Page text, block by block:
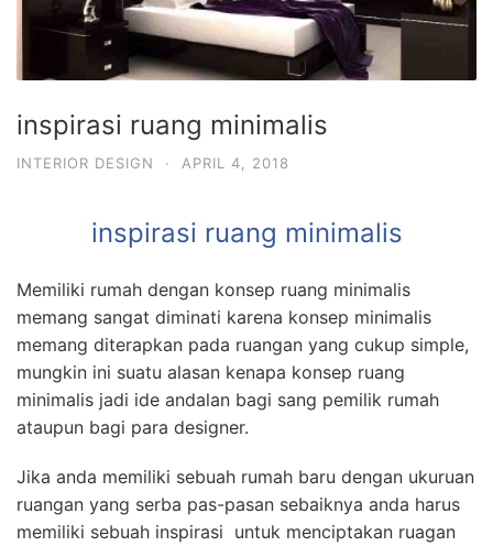
inspirasi ruang minimalis
INTERIOR DESIGN · APRIL 4, 2018
inspirasi ruang minimalis
Memiliki rumah dengan konsep ruang minimalis
memang sangat diminati karena konsep minimalis
memang diterapkan pada ruangan yang cukup simple,
mungkin ini suatu alasan kenapa konsep ruang
minimalis jadi ide andalan bagi sang pemilik rumah
ataupun bagi para designer.
Jika anda memiliki sebuah rumah baru dengan ukuruan
ruangan yang serba pas-pasan sebaiknya anda harus
memiliki sebuah inspirasi untuk menciptakan ruagan